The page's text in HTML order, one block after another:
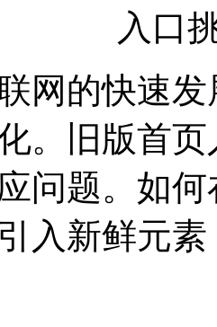
的快速发
。旧版首
问题。如
入新鲜元